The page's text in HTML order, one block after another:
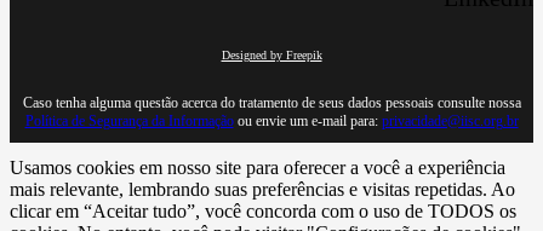
Designed by Freepik
Caso tenha alguma questão acerca do tratamento de seus dados pessoais consulte nossa
Política de Segurança da Informaçãoou envie um e-mail para: privacidade@iisc.org.br
Usamos cookies em nosso site para oferecer a você a experiência
mais relevante, lembrando suas preferências e visitas repetidas. Ao
clicar em “Aceitar tudo”, você concorda com o uso de TODOS os